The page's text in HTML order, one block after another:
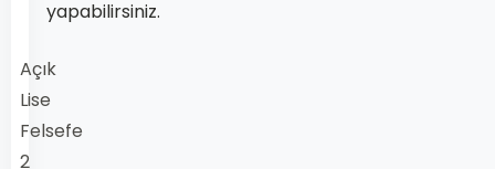
yapabilirsiniz.
Açık
Lise
Felsefe
2